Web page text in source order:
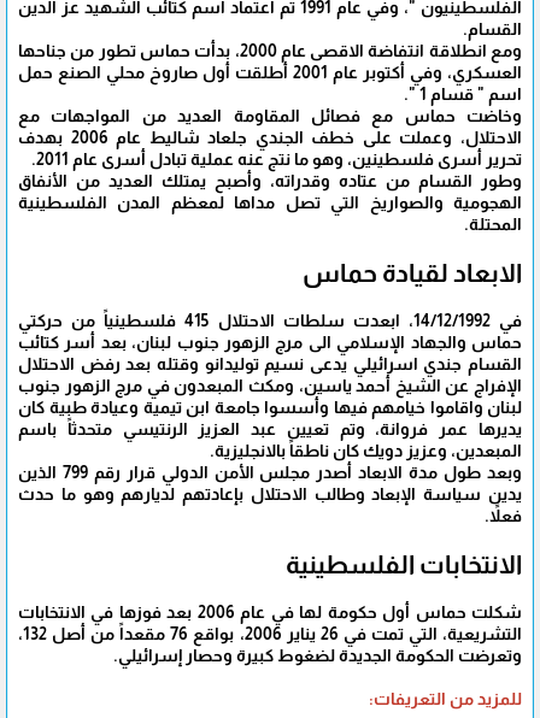
الفلسطينيون "، وفي عام 1991 تم اعتماد اسم كتائب الشهيد عز الدين
القسام.
ومع انطلاقة انتفاضة الاقصى عام 2000، بدأت حماس تطور من جناحها
العسكري، وفي أكتوبر عام 2001 أطلقت أول صاروخ محلي الصنع حمل
اسم " قسام 1 ".
وخاضت حماس مع فصائل المقاومة العديد من المواجهات مع
الاحتلال، وعملت على خطف الجندي جلعاد شاليط عام 2006 بهدف
تحرير أسرى فلسطينين، وهو ما نتج عنه عملية تبادل أسرى عام 2011.
وطور القسام من عتاده وقدراته، وأصبح يمتلك العديد من الأنفاق
الهجومية والصواريخ التي تصل مداها لمعظم المدن الفلسطينية
المحتلة.
الابعاد لقيادة حماس
في 14/12/1992، ابعدت سلطات الاحتلال 415 فلسطينياً من حركتي
حماس والجهاد الإسلامي الى مرج الزهور جنوب لبنان، بعد أسر كتائب
القسام جندي اسرائيلي يدعى نسيم توليدانو وقتله بعد رفض الاحتلال
الإفراج عن الشيخ أحمد ياسين، ومكث المبعدون في مرج الزهور جنوب
لبنان واقاموا خيامهم فيها وأسسوا جامعة ابن تيمية وعيادة طبية كان
يديرها عمر فروانة، وتم تعيين عبد العزيز الرنتيسي متحدثاً باسم
المبعدين، وعزيز دويك كان ناطقاً بالانجليزية.
وبعد طول مدة الابعاد أصدر مجلس الأمن الدولي قرار رقم 799 الذين
يدين سياسة الإبعاد وطالب الاحتلال بإعادتهم لديارهم وهو ما حدث
فعلاً.
الانتخابات الفلسطينية
شكلت حماس أول حكومة لها في عام 2006 بعد فوزها في الانتخابات
التشريعية، التي تمت في 26 يناير 2006، بواقع 76 مقعداً من أصل 132،
وتعرضت الحكومة الجديدة لضغوط كبيرة وحصار إسرائيلي.
للمزيد من التعريفات: